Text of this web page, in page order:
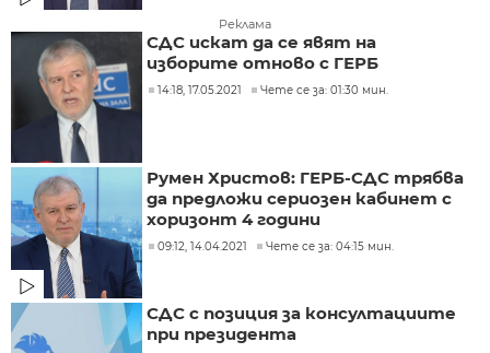
Реклама
СДС искат да се явят на
изборите отново с ГЕРБ
14:18, 17.05.2021 Чете се за: 01:30 мин.
Румен Христов: ГЕРБ-СДС трябва
да предложи сериозен кабинет с
хоризонт 4 години
09:12, 14.04.2021 Чете се за: 04:15 мин.
СДС с позиция за консултациите
при президента